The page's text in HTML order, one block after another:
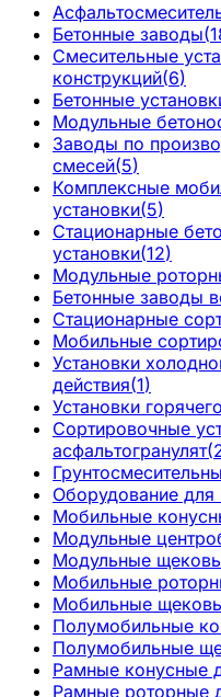
Бетонные заводы(
Смесительные
конструкций(6)
Бетонные
Модульные
Заводы по
смесей(5)
Комплексные
установки(5)
Стационарные
установки(12)
Модульные
Бетонные заводы
Стационарные
Мобильные
Установки
действия(1)
Установки
Сортировочные
асфальтогранулят(
Оборудование
Мобильные
Модульные
Модульные
Мобильные
Мобильные
Полумобильные
Полумобильные
Рамные конусные
Рамные роторные